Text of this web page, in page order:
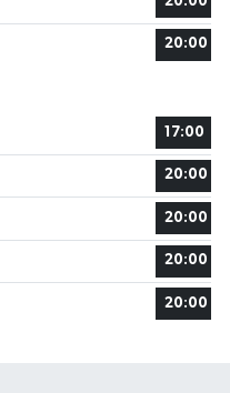
20:00
17:00
20:00
20:00
20:00
20:00